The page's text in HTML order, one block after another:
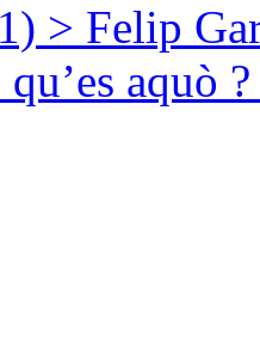
> Felip
aquò